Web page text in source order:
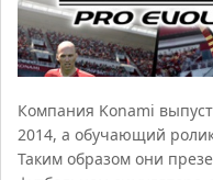
Компания Konami
2014, а обучающий
Таким образом они